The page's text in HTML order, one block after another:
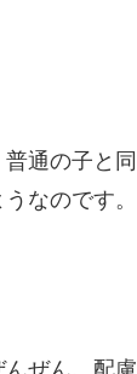
通の子と同
なのです。